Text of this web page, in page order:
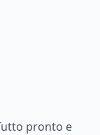
pronto e